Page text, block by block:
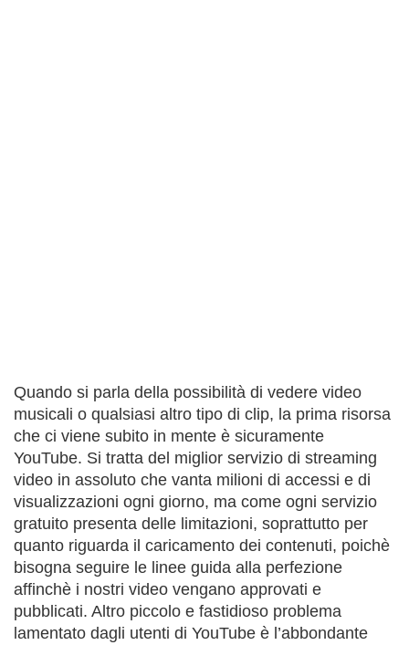
Quando si parla della possibilità di vedere video
musicali o qualsiasi altro tipo di clip, la prima risorsa
che ci viene subito in mente è sicuramente
YouTube. Si tratta del miglior servizio di streaming
video in assoluto che vanta milioni di accessi e di
visualizzazioni ogni giorno, ma come ogni servizio
gratuito presenta delle limitazioni, soprattutto per
quanto riguarda il caricamento dei contenuti, poichè
bisogna seguire le linee guida alla perfezione
affinchè i nostri video vengano approvati e
pubblicati. Altro piccolo e fastidioso problema
lamentato dagli utenti di YouTube è l’abbondante